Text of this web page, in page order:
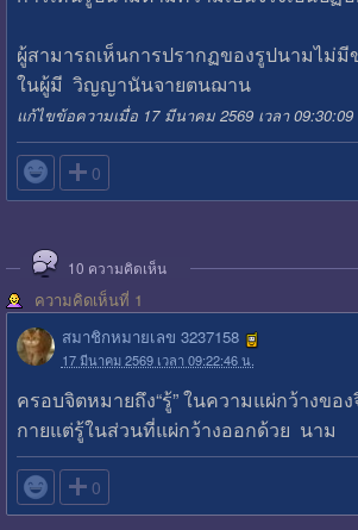
ผู้สามารถเห็นการปรากฏของรูปนามไม่มี
ในผู้มี วิญญานันจายตนฌาน
แก้ไขข้อความเมื่อ 17 มีนาคม 2569 เวลา 09:30:09
 0
10 ความคิดเห็น
ความคิดเห็นที่ 1
สมาชิกหมายเลข 3237158
17 มีนาคม 2569 เวลา 09:22:46 น.
ครอบจิตหมายถึง“รู้” ในความแผ่กว้างขอ
กายแต่รู้ในส่วนที่แผ่กว้างออกด้วย นาม
 0